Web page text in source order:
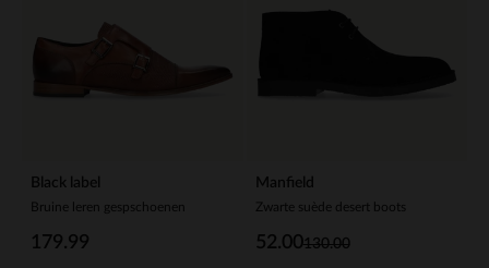
Black label
Bruine leren gespschoenen
179.99
Manfield
Zwarte suède desert boots
130.00
52.00